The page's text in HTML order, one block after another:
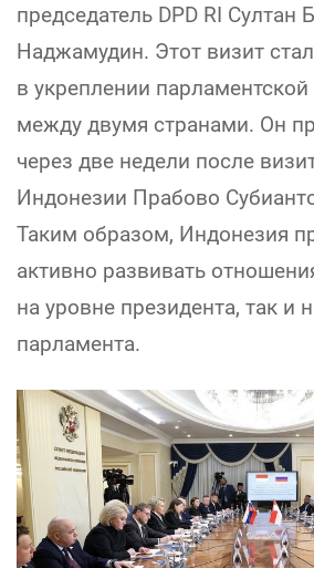
председатель DPD RI Султан
Наджамудин. Этот визит
в укреплении
между двумя странами. Он
через две недели после
Индонезии Прабово
Таким образом, Индонезия
активно развивать
на уровне президента, так и
парламента.